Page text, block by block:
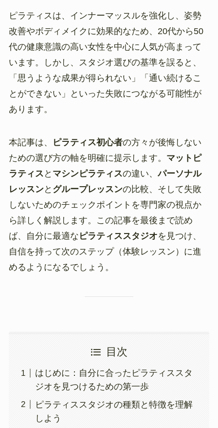
ピラティスは、インナーマッスルを強化し、姿勢
改善やボディメイクに効果的なため、20代から50
代の健康意識の高い女性を中心に人気が高まって
います。しかし、スタジオ選びの基準を誤ると、
「思うような成果が得られない」「通い続けるこ
とができない」といった失敗につながる可能性が
あります。
本記事は、 ピラティス初心者の方々が後悔しない
ための選び方の軸を明確に提示します。 マットピ
ラティス と マシンピラティスの違い、パーソナル
レッスンと グループレッスンの比較、そして失敗
しないためのチェックポイントを専門家の視点か
ら詳しく解説します。この記事を最後まで読め
ば、自分に最適な ピラティススタジオを見つけ、
自信を持って次のステップ（体験レッスン）に進
めるようになるでしょう。
目次
はじめに：自分に合ったピラティススタ
ジオを見つけるための第一歩
ピラティススタジオの種類と特徴を理解
しよう